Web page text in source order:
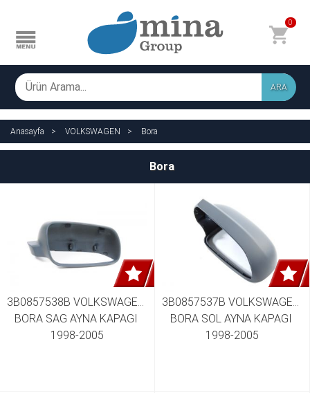
0
ARA
Anasayfa VOLKSWAGEN Bora
Bora
3B0857538B VOLKSWAGEN
BORA SAG AYNA KAPAGI
1998-2005
3B0857537B VOLKSWAGEN
BORA SOL AYNA KAPAGI
1998-2005